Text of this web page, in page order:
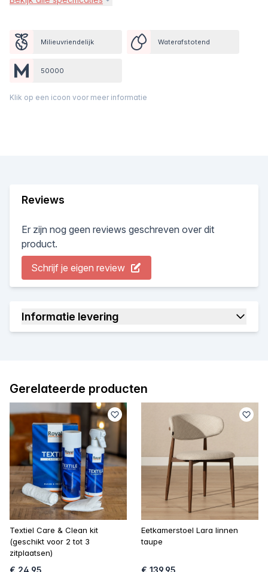
Milieuvriendelijk Waterafstotend
50000
Klik op een icoon voor meer informatie
Reviews
Er zijn nog geen reviews geschreven over dit
product.
Schrijf je eigen review
Informatie levering
Gerelateerde producten
Textiel Care & Clean kit
(geschikt voor 2 tot 3
zitplaatsen)
€ 24,95
Eetkamerstoel Lara linnen
taupe
€ 139,95